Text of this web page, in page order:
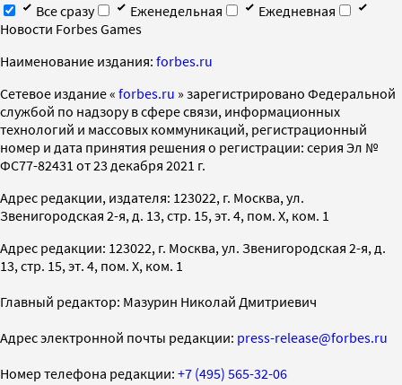
Все сразу
Еженедельная
Ежедневная
Новости Forbes Games
Наименование издания: forbes.ru
Cетевое издание « forbes.ru » зарегистрировано Федеральной
службой по надзору в сфере связи, информационных
технологий и массовых коммуникаций, регистрационный
номер и дата принятия решения о регистрации: серия Эл №
ФС77-82431 от 23 декабря 2021 г.
Адрес редакции, издателя: 123022, г. Москва, ул.
Звенигородская 2-я, д. 13, стр. 15, эт. 4, пом. X, ком. 1
Адрес редакции: 123022, г. Москва, ул. Звенигородская 2-я, д.
13, стр. 15, эт. 4, пом. X, ком. 1
Главный редактор: Мазурин Николай Дмитриевич
Адрес электронной почты редакции: press-release@forbes.ru
Номер телефона редакции: +7 (495) 565-32-06